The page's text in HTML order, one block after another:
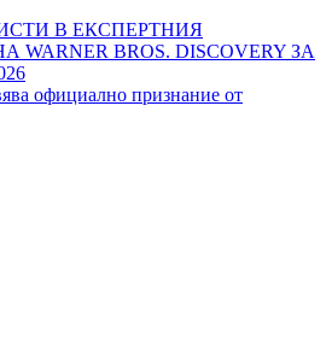
В ЕКСПЕРТНИЯ
BROS. DISCOVERY ЗА
официално признание от